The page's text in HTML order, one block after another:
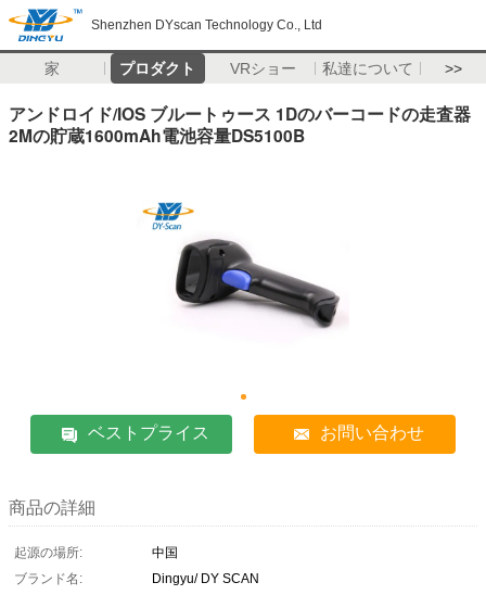
Shenzhen DYscan Technology Co., Ltd
家 プロダクト VRショー 私達について >>
アンドロイド/IOS ブルートゥース 1Dのバーコードの走査器
2Mの貯蔵1600mAh電池容量DS5100B
ベストプライス お問い合わせ
商品の詳細
起源の場所:
中国
ブランド名:
Dingyu/ DY SCAN